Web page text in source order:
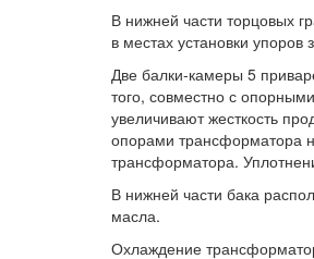
В нижней части торцовых
в местах установки
Две балки-камеры 5
того, совместно с
увеличивают жесткость
опорами трансформатора
трансформатора.
В нижней части бака
масла.
Охлаждение